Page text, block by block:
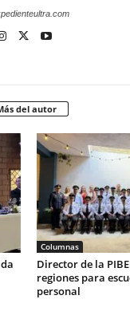
del autor
Columnas
Director de la
regiones para
personal